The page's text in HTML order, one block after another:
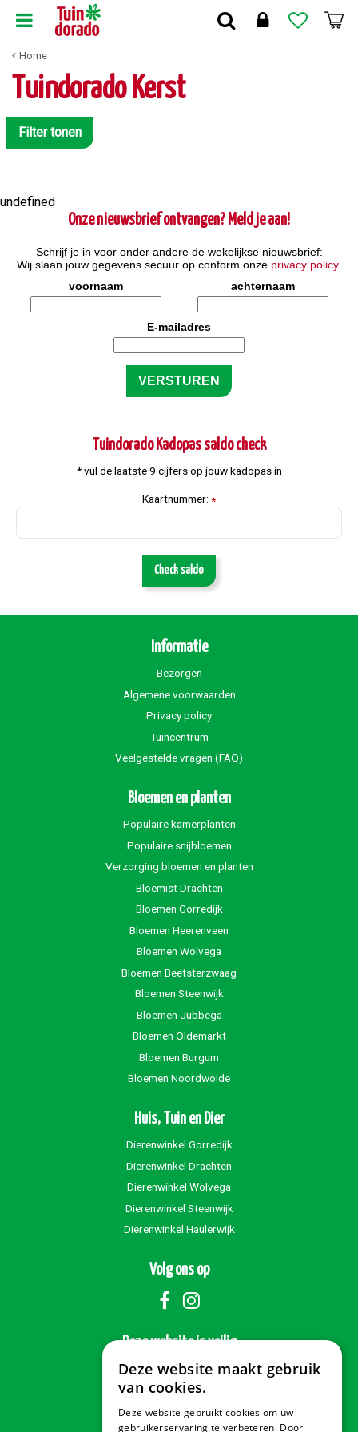
t
n
Home
Tuindorado Kerst
Filter tonen
undefined
Onze nieuwsbrief ontvangen? Meld je aan!
Schrijf je in voor onder andere de wekelijkse nieuwsbrief:
Wij slaan jouw gegevens secuur op conform onze privacy policy.
voornaam
achternaam
E-mailadres
Tuindorado Kadopas saldo check
* vul de laatste 9 cijfers op jouw kadopas in
Kaartnummer: *
Check saldo
Informatie
Bezorgen
Algemene voorwaarden
Privacy policy
Tuincentrum
Veelgestelde vragen (FAQ)
Bloemen en planten
Populaire kamerplanten
Populaire snijbloemen
Verzorging bloemen en planten
Bloemist Drachten
Bloemen Gorredijk
Bloemen Heerenveen
Bloemen Wolvega
Bloemen Beetsterzwaag
Bloemen Steenwijk
Bloemen Jubbega
Bloemen Oldemarkt
Bloemen Burgum
Bloemen Noordwolde
Huis, Tuin en Dier
Dierenwinkel Gorredijk
Dierenwinkel Drachten
Dierenwinkel Wolvega
Dierenwinkel Steenwijk
Dierenwinkel Haulerwijk
Volg ons op
Deze website is veilig
Veilig betalen
Deze website maakt gebruik
van cookies.
Deze website gebruikt cookies om uw
gebruikerservaring te verbeteren. Door